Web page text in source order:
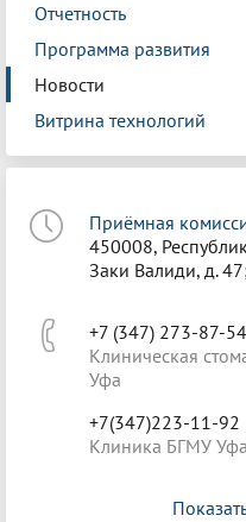
Отчетность
Программа развития
Новости
Витрина технологий
Приёмная
450008,
Заки Валиди, д.
+7 (347) 273-87-54
Клиническая
Уфа
+7(347)223-11-92
Клиника БГМУ Уфа